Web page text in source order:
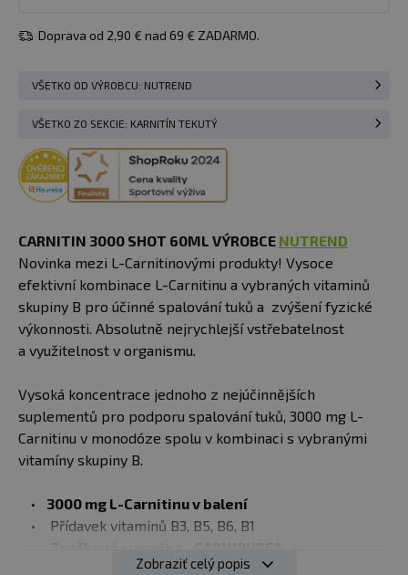
Doprava od 2,90 € nad 69 € ZADARMO.
VŠETKO OD VÝROBCU: NUTREND
VŠETKO ZO SEKCIE: KARNITÍN TEKUTÝ
CARNITIN 3000 SHOT 60ML VÝROBCE NUTREND
Novinka mezi L-Carnitinovými produkty! Vysoce
efektivní kombinace L-Carnitinu a vybraných vitaminů
skupiny B pro účinné spalování tuků a zvýšení fyzické
výkonnosti. Absolutně nejrychlejší vstřebatelnost
a využitelnost v organismu.
Vysoká koncentrace jednoho z nejúčinnějších
suplementů pro podporu spalování tuků, 3000 mg L-
Carnitinu v monodóze spolu v kombinaci s vybranými
vitamíny skupiny B.
3000 mg L-Carnitinu v balení
Přídavek vitaminů B3, B5, B6, B1
Zobraziť celý popis